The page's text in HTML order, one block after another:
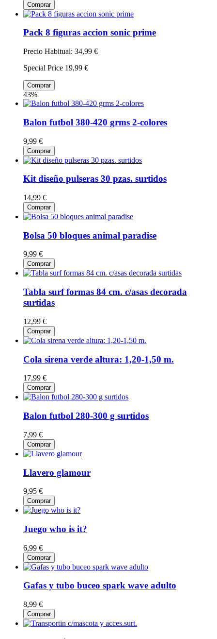
Comprar
Pack 8 figuras accion sonic prime
Precio Habitual: 34,99 €
Special Price 19,99 €
Comprar
43%
Balon futbol 380-420 grms 2-colores
9,99 €
Comprar
Kit diseño pulseras 30 pzas. surtidos
14,99 €
Comprar
Bolsa 50 bloques animal paradise
9,99 €
Comprar
Tabla surf formas 84 cm. c/asas decorada
surtidas
12,99 €
Comprar
Cola sirena verde altura: 1,20-1,50 m.
17,99 €
Comprar
Balon futbol 280-300 g surtidos
7,99 €
Comprar
Llavero glamour
9,95 €
Comprar
Juego who is it?
6,99 €
Comprar
Gafas y tubo buceo spark wave adulto
8,99 €
Comprar